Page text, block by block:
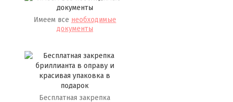
Имеем все необходимые
документы
Бесплатная закрепка